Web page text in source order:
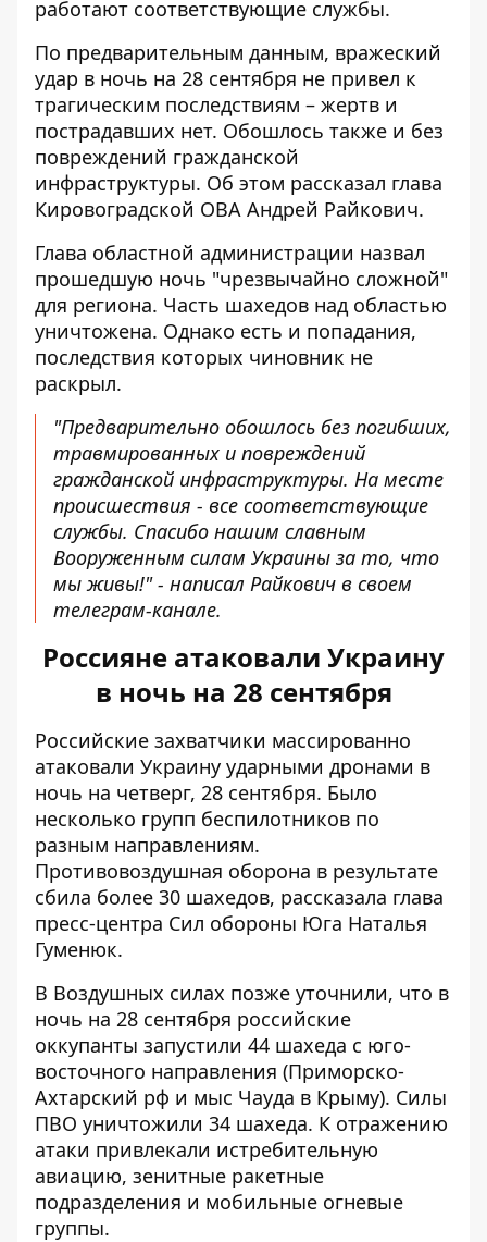
работают соответствующие службы.
По предварительным данным, вражеский
удар в ночь на 28 сентября не привел к
трагическим последствиям – жертв и
пострадавших нет. Обошлось также и без
повреждений гражданской
инфраструктуры. Об этом рассказал глава
Кировоградской ОВА Андрей Райкович.
Глава областной администрации назвал
прошедшую ночь "чрезвычайно сложной"
для региона. Часть шахедов над областью
уничтожена. Однако есть и попадания,
последствия которых чиновник не
раскрыл.
"Предварительно обошлось без погибших,
травмированных и повреждений
гражданской инфраструктуры. На месте
происшествия - все соответствующие
службы. Спасибо нашим славным
Вооруженным силам Украины за то, что
мы живы!" - написал Райкович в своем
телеграм-канале.
Россияне атаковали Украину
в ночь на 28 сентября
Российские захватчики массированно
атаковали Украину ударными дронами в
ночь на четверг, 28 сентября. Было
несколько групп беспилотников по
разным направлениям.
Противовоздушная оборона в результате
сбила более 30 шахедов, рассказала глава
пресс-центра Сил обороны Юга Наталья
Гуменюк.
В Воздушных силах позже уточнили, что в
ночь на 28 сентября российские
оккупанты запустили 44 шахеда с юго-
восточного направления (Приморско-
Ахтарский рф и мыс Чауда в Крыму). Силы
ПВО уничтожили 34 шахеда. К отражению
атаки привлекали истребительную
авиацию, зенитные ракетные
подразделения и мобильные огневые
группы.